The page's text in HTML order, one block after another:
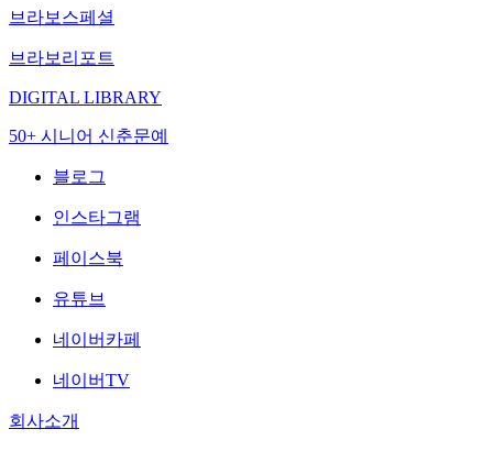
브라보스페셜
브라보리포트
DIGITAL LIBRARY
50+ 시니어 신춘문예
블로그
인스타그램
페이스북
유튜브
네이버카페
네이버TV
회사소개